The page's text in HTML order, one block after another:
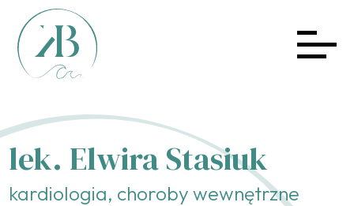
lek. Elwira Stasiuk
kardiologia, choroby wewnętrzne